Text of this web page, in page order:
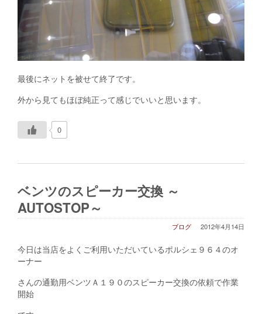
最後にネットを被せて終了です。
外から見てもほぼ純正って感じでいいと思います。
0
ベンツのスピーカー交換 ～
AUTOSTOP～
2012年4月14日
ブログ
今日は当店をよくご利用いただいているポルシェ９６４のオ
ーナー
さんの通勤用ベンツＡ１９０のスピーカー交換の依頼で作業
開始